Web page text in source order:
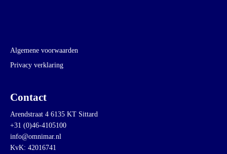
Algemene voorwaarden
Privacy verklaring
Contact
Arendstraat 4 6135 KT Sittard
+31 (0)46-4105100
info@omnimar.nl
KvK: 42016741